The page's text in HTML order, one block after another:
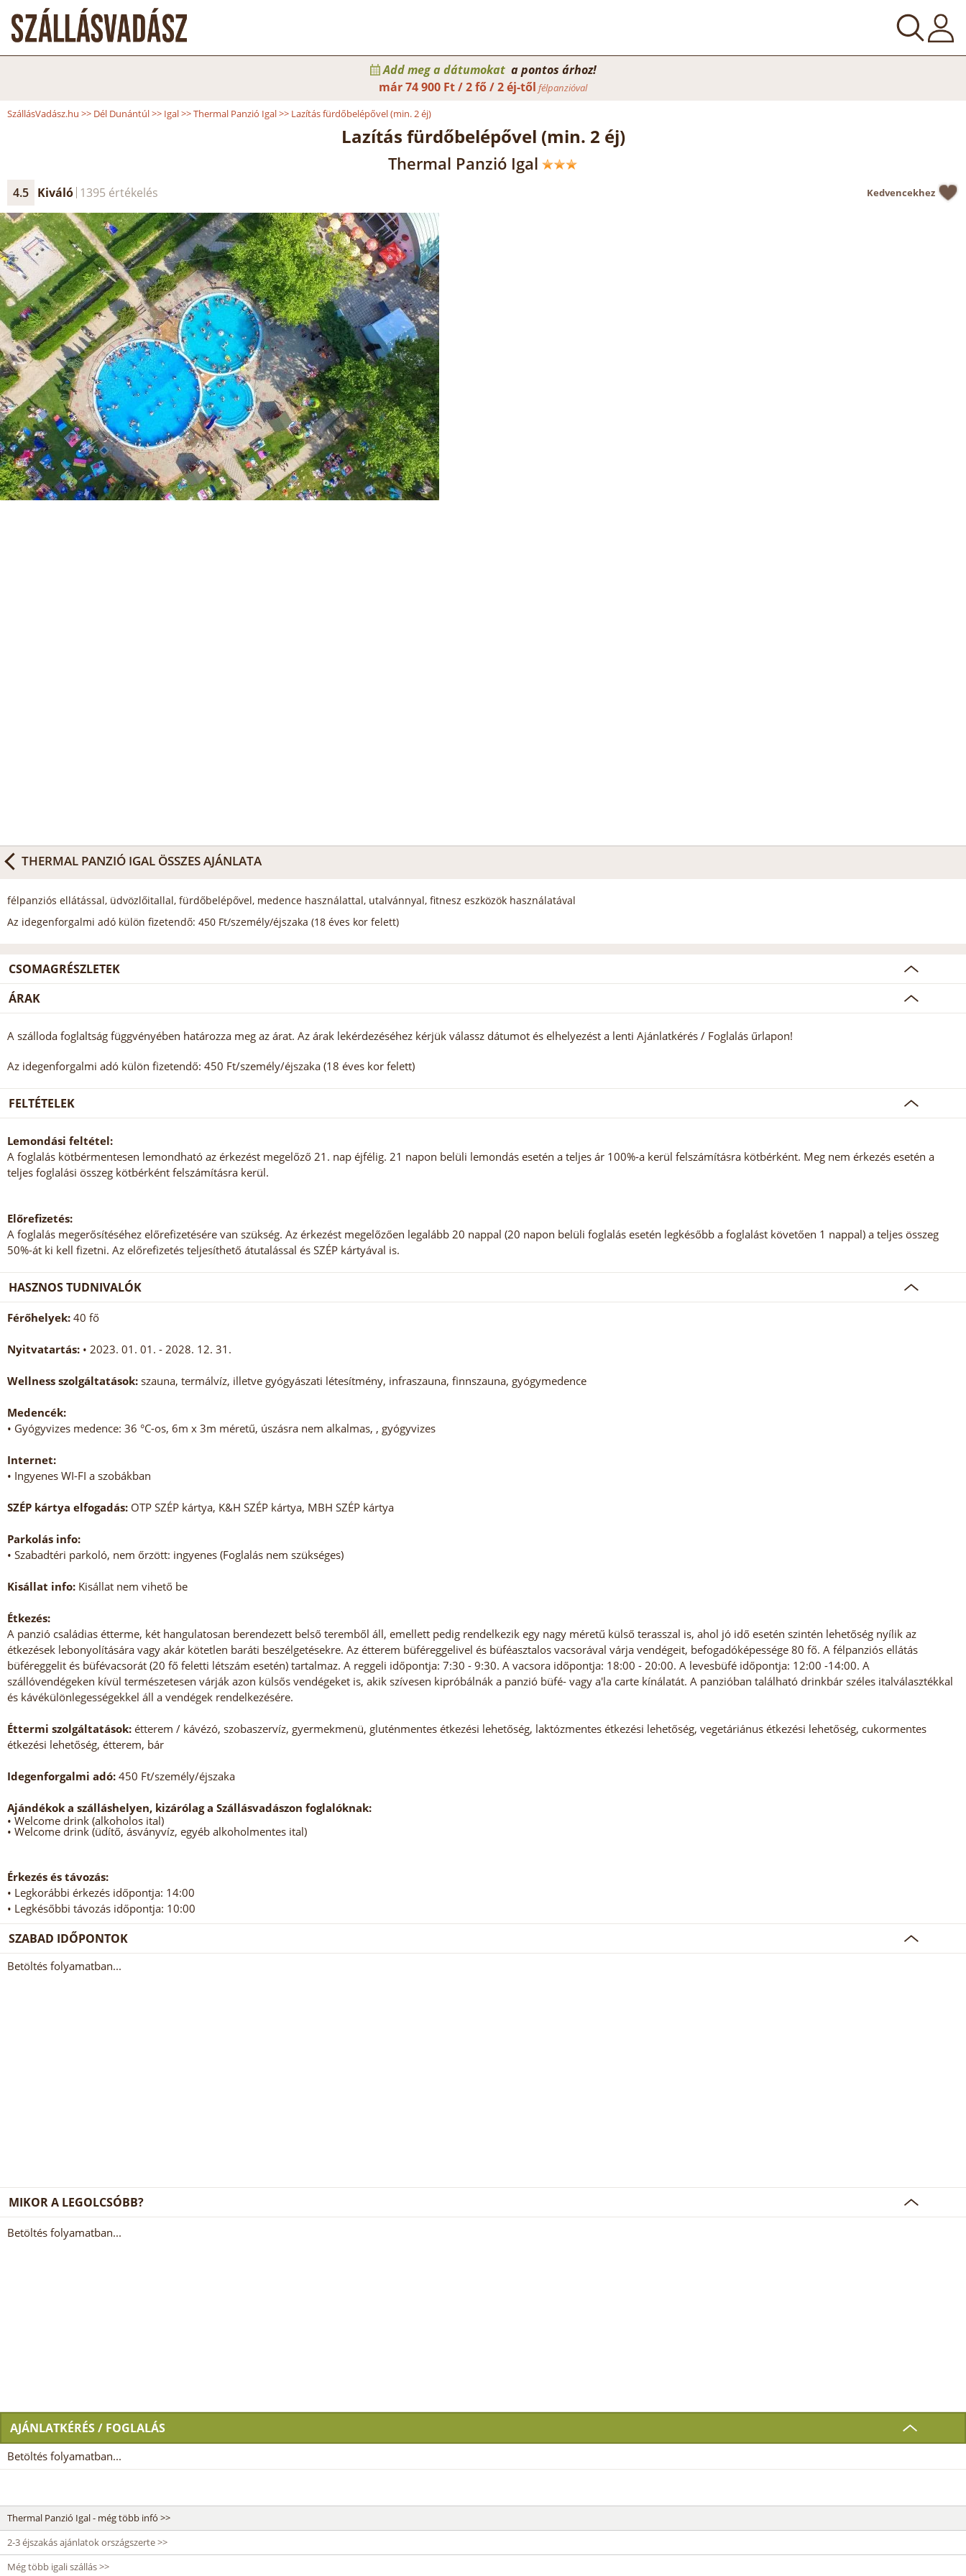
Add meg a dátumokat a pontos árhoz!
már74 900 Ft / 2 fő / 2 éj-től félpanzióval
SzállásVadász.hu >> Dél Dunántúl>> Igal>>Thermal Panzió Igal>> Lazítás fürdőbelépővel (min. 2 éj)
Lazítás fürdőbelépővel (min. 2 éj)
Thermal Panzió Igal
4.5 Kiváló 1395 értékelés Kedvencekhez
THERMAL PANZIÓ IGAL ÖSSZES AJÁNLATA
félpanziós ellátással, üdvözlőitallal, fürdőbelépővel, medence használattal, utalvánnyal, fitnesz eszközök használatával
Az idegenforgalmi adó külön fizetendő: 450 Ft/személy/éjszaka (18 éves kor felett)
CSOMAGRÉSZLETEK
ÁRAK
A szálloda foglaltság függvényében határozza meg az árat. Az árak lekérdezéséhez kérjük válassz dátumot és elhelyezést a lenti Ajánlatkérés / Foglalás űrlapon!
Az idegenforgalmi adó külön fizetendő: 450 Ft/személy/éjszaka (18 éves kor felett)
FELTÉTELEK
Lemondási feltétel:
A foglalás kötbérmentesen lemondható az érkezést megelőző 21. nap éjfélig. 21 napon belüli lemondás esetén a teljes ár 100%-a kerül felszámításra kötbérként. Meg nem érkezés esetén a
teljes foglalási összeg kötbérként felszámításra kerül.
Előrefizetés:
A foglalás megerősítéséhez előrefizetésére van szükség. Az érkezést megelőzően legalább 20 nappal (20 napon belüli foglalás esetén legkésőbb a foglalást követően 1 nappal) a teljes összeg
50%-át ki kell fizetni. Az előrefizetés teljesíthető átutalással és SZÉP kártyával is.
HASZNOS TUDNIVALÓK
Férőhelyek: 40 fő
Nyitvatartás: • 2023. 01. 01. - 2028. 12. 31.
Wellness szolgáltatások: szauna, termálvíz, illetve gyógyászati létesítmény, infraszauna, finnszauna, gyógymedence
Medencék:
• Gyógyvizes medence: 36 °C-os, 6m x 3m méretű, úszásra nem alkalmas, , gyógyvizes
Internet:
• Ingyenes WI-FI a szobákban
SZÉP kártya elfogadás: OTP SZÉP kártya, K&H SZÉP kártya, MBH SZÉP kártya
Parkolás info:
• Szabadtéri parkoló, nem őrzött: ingyenes (Foglalás nem szükséges)
Kisállat info: Kisállat nem vihető be
Étkezés:
A panzió családias étterme, két hangulatosan berendezett belső teremből áll, emellett pedig rendelkezik egy nagy méretű külső terasszal is, ahol jó idő esetén szintén lehetőség nyílik az
étkezések lebonyolítására vagy akár kötetlen baráti beszélgetésekre. Az étterem büféreggelivel és büféasztalos vacsorával várja vendégeit, befogadóképessége 80 fő. A félpanziós ellátás
büféreggelit és büfévacsorát (20 fő feletti létszám esetén) tartalmaz. A reggeli időpontja: 7:30 - 9:30. A vacsora időpontja: 18:00 - 20:00. A levesbüfé időpontja: 12:00 -14:00. A
szállóvendégeken kívül természetesen várják azon külsős vendégeket is, akik szívesen kipróbálnák a panzió büfé- vagy a'la carte kínálatát. A panzióban található drinkbár széles italválasztékkal
és kávékülönlegességekkel áll a vendégek rendelkezésére.
Éttermi szolgáltatások: étterem / kávézó, szobaszervíz, gyermekmenü, gluténmentes étkezési lehetőség, laktózmentes étkezési lehetőség, vegetáriánus étkezési lehetőség, cukormentes
étkezési lehetőség, étterem, bár
Idegenforgalmi adó: 450 Ft/személy/éjszaka
Ajándékok a szálláshelyen, kizárólag a Szállásvadászon foglalóknak:
• Welcome drink (alkoholos ital)
• Welcome drink (üdítő, ásványvíz, egyéb alkoholmentes ital)
Érkezés és távozás:
• Legkorábbi érkezés időpontja: 14:00
• Legkésőbbi távozás időpontja: 10:00
SZABAD IDŐPONTOK
Betöltés folyamatban...
MIKOR A LEGOLCSÓBB?
Betöltés folyamatban...
AJÁNLATKÉRÉS / FOGLALÁS
Betöltés folyamatban...
Thermal Panzió Igal - még több infó >>
2-3 éjszakás ajánlatok országszerte >>
Még több igali szállás >>